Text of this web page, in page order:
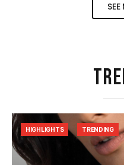
HIGHLIGHTS TRENDING